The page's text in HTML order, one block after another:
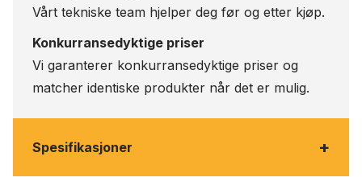
Vårt tekniske team hjelper deg før og etter kjøp.
Konkurransedyktige priser
Vi garanterer konkurransedyktige priser og
matcher identiske produkter når det er mulig.
Spesifikasjoner +